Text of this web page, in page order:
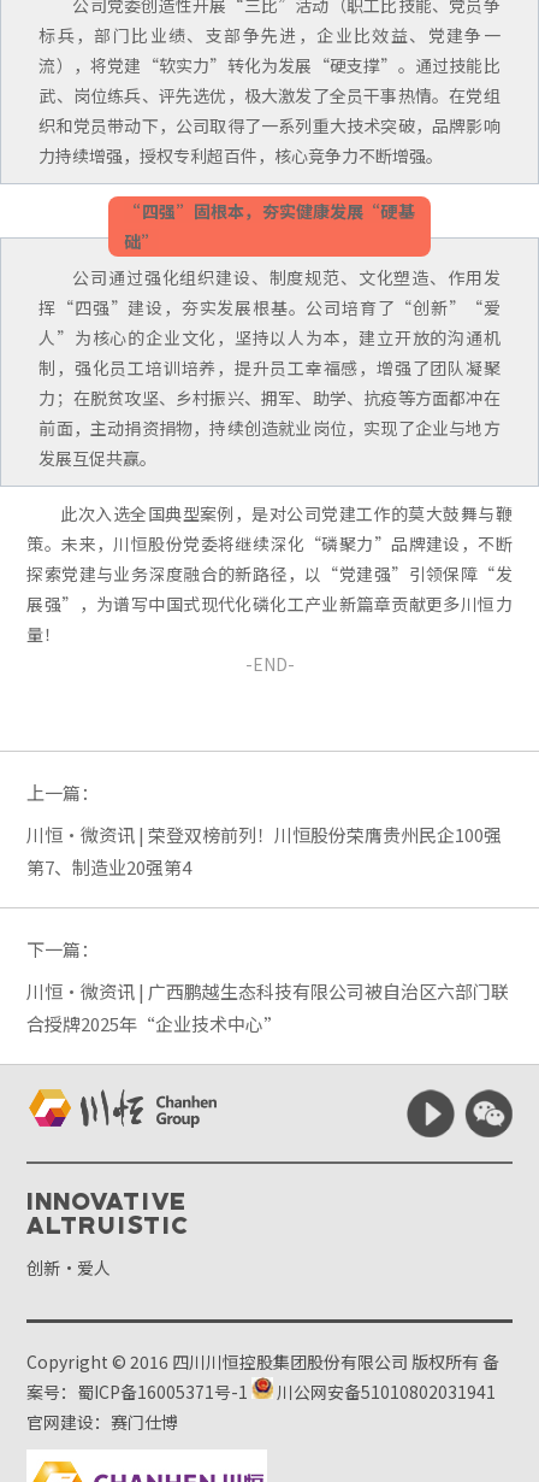
公司党委创造性开展“三比”活动（职工比技能、党员争
标兵，部门比业绩、支部争先进，企业比效益、党建争一
流），将党建“软实力”转化为发展“硬支撑”。通过技能比
武、岗位练兵、评先选优，极大激发了全员干事热情。在党组
织和党员带动下，公司取得了一系列重大技术突破，品牌影响
力持续增强，授权专利超百件，核心竞争力不断增强。
“四强”固根本，夯实健康发展“硬基
础”
公司通过强化组织建设、制度规范、文化塑造、作用发
挥“四强”建设，夯实发展根基。公司培育了“创新”“爱
人”为核心的企业文化，坚持以人为本，建立开放的沟通机
制，强化员工培训培养，提升员工幸福感，增强了团队凝聚
力；在脱贫攻坚、乡村振兴、拥军、助学、抗疫等方面都冲在
前面，主动捐资捐物，持续创造就业岗位，实现了企业与地方
发展互促共赢。
此次入选全国典型案例，是对公司党建工作的莫大鼓舞与鞭
策。未来，川恒股份党委将继续深化“磷聚力”品牌建设，不断
探索党建与业务深度融合的新路径，以“党建强”引领保障“发
展强”，为谱写中国式现代化磷化工产业新篇章贡献更多川恒力
量！
-END-
上一篇：
川恒·微资讯 | 荣登双榜前列！川恒股份荣膺贵州民企100强
第7、制造业20强第4
下一篇：
川恒·微资讯 | 广西鹏越生态科技有限公司被自治区六部门联
合授牌2025年“企业技术中心”
Innovative
Altruistic
创新·爱人
Copyright © 2016 四川川恒控股集团股份有限公司 版权所有备
案号：蜀ICP备16005371号-1
川公网安备51010802031941
官网建设：赛门仕博